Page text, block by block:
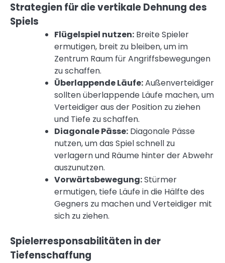
Strategien für die vertikale Dehnung des
Spiels
Flügelspiel nutzen: Breite Spieler
ermutigen, breit zu bleiben, um im
Zentrum Raum für Angriffsbewegungen
zu schaffen.
Überlappende Läufe:Außenverteidiger
sollten überlappende Läufe machen, um
Verteidiger aus der Position zu ziehen
und Tiefe zu schaffen.
Diagonale Pässe: Diagonale Pässe
nutzen, um das Spiel schnell zu
verlagern und Räume hinter der Abwehr
auszunutzen.
Vorwärtsbewegung:Stürmer
ermutigen, tiefe Läufe in die Hälfte des
Gegners zu machen und Verteidiger mit
sich zu ziehen.
Spielerresponsabilitäten in der
Tiefenschaffung